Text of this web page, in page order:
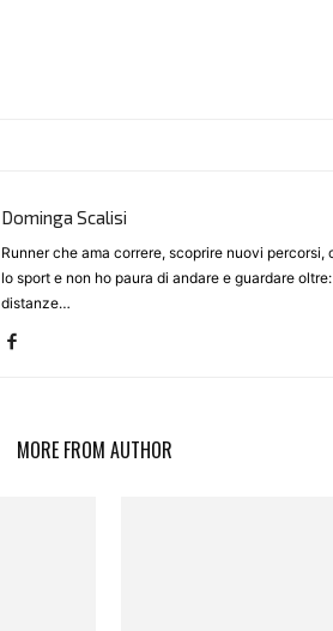
Dominga Scalisi
Runner che ama correre, scoprire nuovi
lo sport e non ho paura di andare e guardare
distanze…
MORE FROM AUTHOR